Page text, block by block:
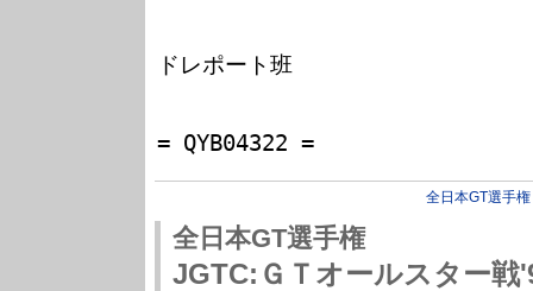
ドレポート班
全日本GT選手権
全日本GT選手権
JGTC:ＧＴオールスター戦